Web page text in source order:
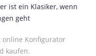
ist ein Klasiker, wenn
geht
online Konfigurator
kaufen.